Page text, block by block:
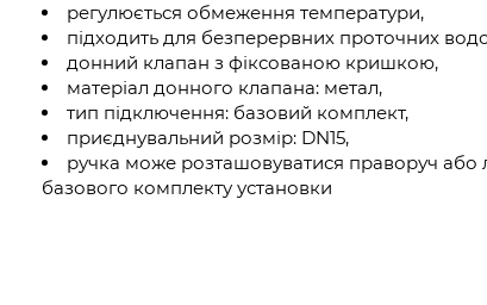
регулюється обмеження температури,
підходить для безперервних проточних
донний клапан з фіксованою кришкою,
матеріал донного клапана: метал,
тип підключення: базовий комплект,
приєднувальний розмір: DN15,
ручка може розташовуватися праворуч або
базового комплекту установки